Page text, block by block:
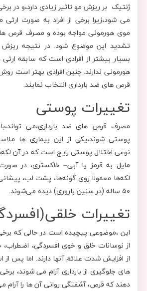
ژنتیک بر ریزش مو تاثیر زیادی دارد،و در
می شود،زیرا برخی از افراد به صورت
موی هورمونی مواجه بوده و مصرف قرص
تشدید این موضوع شود. در نتیجه
بسیار بیشتر از افرادی است که سابقه
هورمونی ندارند. چنین افرادی بهتر است
قرص های ضد بارداری انتخاب نمایند.
تغییرات پوستی
مصرف قرص های ضد بارداری،می
پوستی شوند،یکی از این بیماری ها
نوعی اختلال پوستی رایج است که در آن
مایل به قرمز یا آبی– خاکستری، در
۵۰ ساله (در سنین باروری) دیده می‌شوند.
تغییرات
این ،موضوعی پیچیده است در حالی که برخی
از نوسانات خلق و خوی افسردگی،
از افزایش شدت علائم آنها دارند. اما پس
های جلوگیری از بارداری آرام می شوند،
دهند که قرص، آشفتگی روانی آن ها را آرام